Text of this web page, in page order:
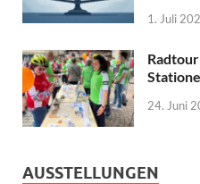
1. Juli
24. Juni
AUSSTELLUNGEN